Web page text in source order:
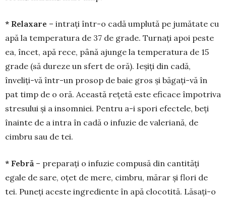
* Relaxare – intrați într-o cadă umplută pe ju­mătate cu
apă la tempera­tura de 37 de grade. Tur­nați apoi pes­te
ea, încet, apă rece, până ajunge la tem­pe­ratura de 15
grade (să dureze un sfert de oră). Ie­șiți din cadă,
înveliți-vă într-un prosop de baie gros și bă­gați-vă în
pat timp de o oră. Această rețetă este eficace îm­potriva
stre­sului și a insomniei. Pen­tru a-i spori efectele, beți
înainte de a intra în ca­dă o infuzie de va­leriană, de
cimbru sau de tei.
* Febră – preparați o infuzie com­pusă din cantități
egale de sare, oțet de me­re, cimbru, mărar și flori de
tei. Puneți aces­te ingrediente în apă clocotită. Lăsați-o